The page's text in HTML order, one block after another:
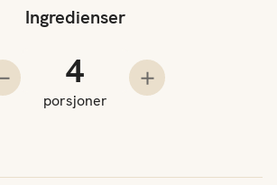
Ingredienser
Trekk fra en porsjon
Antall porsjoner
porsjoner
Legg til en